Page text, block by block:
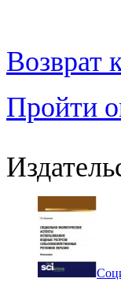
Возврат
Пройти